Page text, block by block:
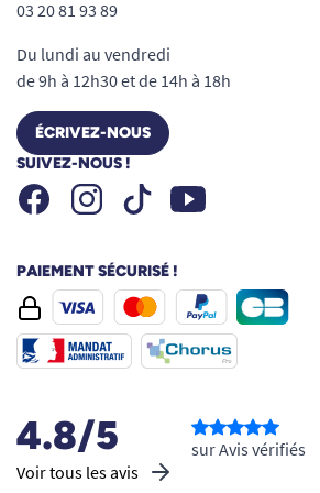
03 20 81 93 89
Du lundi au vendredi
de 9h à 12h30 et de 14h à 18h
ÉCRIVEZ-NOUS
SUIVEZ-NOUS !
FacebookInstagramTiktok Youtube
PAIEMENT SÉCURISÉ !
4.8/5
Voir tous les avis
sur Avis vérifiés